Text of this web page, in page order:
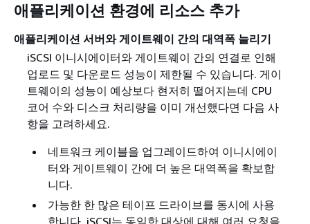
애플리케이션 환경에 리소스 추가
애플리케이션 서버와 게이트웨이 간의 대역폭 늘리기
iSCSI 이니시에이터와 게이트웨이 간의 연결로 인해
업로드 및 다운로드 성능이 제한될 수 있습니다. 게이
트웨이의 성능이 예상보다 현저히 떨어지는데 CPU
코어 수와 디스크 처리량을 이미 개선했다면 다음 사
항을 고려하세요.
네트워크 케이블을 업그레이드하여 이니시에이
터와 게이트웨이 간에 더 높은 대역폭을 확보합
니다.
가능한 한 많은 테이프 드라이브를 동시에 사용